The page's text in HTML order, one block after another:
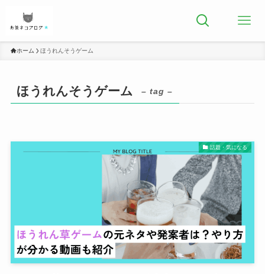
ホーム ほうれんそうゲーム
ほうれんそうゲーム – tag –
話題・気になる